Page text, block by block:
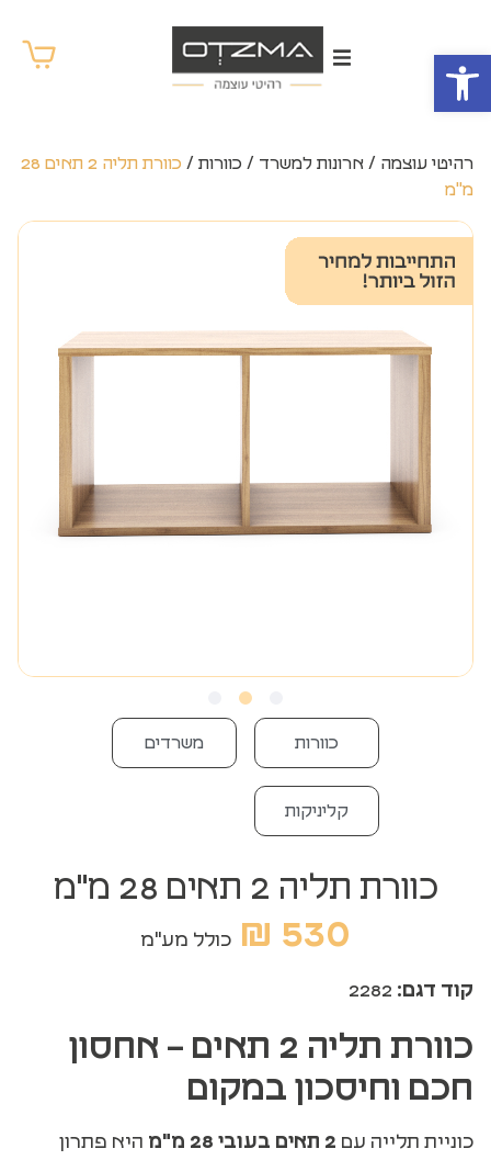
פתח סרגל נגישות
רהיטי עוצמה / ארונות למשרד / כוורות /
כוורת תליה 2 תאים 28
מ"מ
כוורות משרדים
קליניקות
כוורת תליה 2 תאים 28 מ"מ
530
₪ כולל מע"מ
קוד דגם:
כוורת תליה 2 תאים – אחסון
חכם וחיסכון במקום
כוניית תלייה עם 2 תאים בעובי 28 מ"מ
היא פתרון